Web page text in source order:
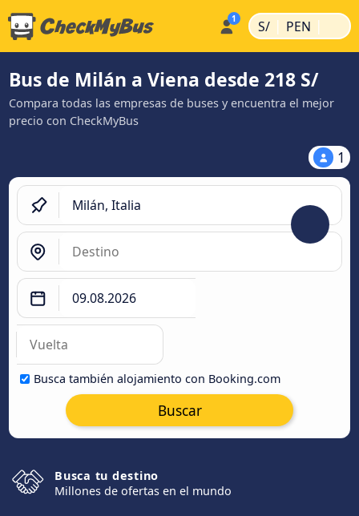
S/ | PEN |
Bus de Milán a Viena desde 218 S/
Compara todas las empresas de buses y encuentra el mejor
precio con CheckMyBus
1
Busca también alojamiento con Booking.com
Buscar
Busca tu destino
Millones de ofertas en el mundo